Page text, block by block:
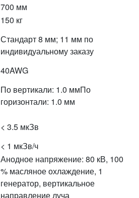
700 мм
150 кг
Стандарт 8 мм; 11 мм по
индивидуальному заказу
40AWG
По вертикали: 1.0 ммПо
горизонтали: 1.0 мм
< 3.5 мкЗв
< 1 мкЗв/ч
Анодное напряжение: 80 кВ, 100
% масляное охлаждение, 1
генератор, вертикальное
направление луча